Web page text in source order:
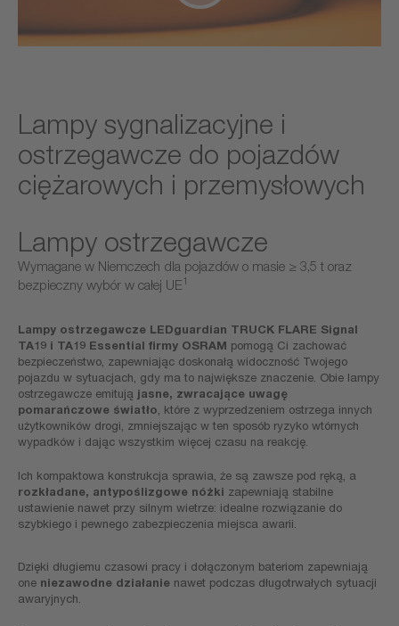
Lampy sygnalizacyjne i
ostrzegawcze do pojazdów
ciężarowych i przemysłowych
Lampy ostrzegawcze
Wymagane w Niemczech dla pojazdów o masie ≥ 3,5 t oraz
bezpieczny wybór w całej UE1
Lampy ostrzegawcze LEDguardian TRUCK FLARE Signal
TA19 i TA19 Essential firmy OSRAM pomogą Ci zachować
bezpieczeństwo, zapewniając doskonałą widoczność Twojego
pojazdu w sytuacjach, gdy ma to największe znaczenie. Obie lampy
ostrzegawcze emitują jasne, zwracające uwagę
pomarańczowe światło , które z wyprzedzeniem ostrzega innych
użytkowników drogi, zmniejszając w ten sposób ryzyko wtórnych
wypadków i dając wszystkim więcej czasu na reakcję.
Ich kompaktowa konstrukcja sprawia, że są zawsze pod ręką, a
rozkładane, antypoślizgowe nóżki zapewniają stabilne
ustawienie nawet przy silnym wietrze: idealne rozwiązanie do
szybkiego i pewnego zabezpieczenia miejsca awarii.
Dzięki długiemu czasowi pracy i dołączonym bateriom zapewniają
one niezawodne działanie nawet podczas długotrwałych sytuacji
awaryjnych.